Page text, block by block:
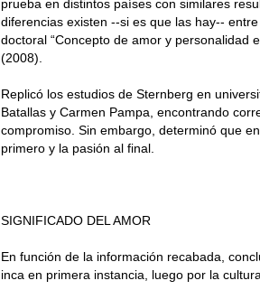
prueba en distintos países con similares
diferencias existen --si es que las hay--
doctoral “Concepto de amor y personalidad
(2008).
Replicó los estudios de Sternberg en
Batallas y Carmen Pampa, encontrando
compromiso. Sin embargo, determinó que
primero y la pasión al final.
SIGNIFICADO DEL AMOR
En función de la información recabada,
inca en primera instancia, luego por la